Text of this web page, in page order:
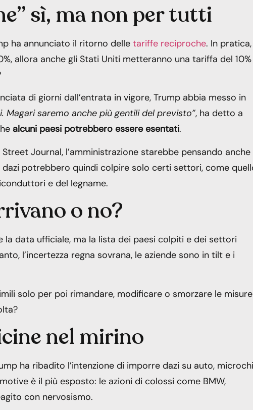
sì, ma non per tutti
ha annunciato il ritorno delle tariffe reciproche. In
allora anche gli Stati Uniti metteranno una tariffa del 10%
di giorni dall’entrata in vigore, Trump abbia messo in
Magari saremo anche più gentili del previsto”, ha detto a
alcuni paesi potrebbero essere esentati.
Journal, l’amministrazione starebbe pensando anche
potrebbero quindi colpire solo certi settori, come
e del legname.
o no?
la data ufficiale, ma la lista dei paesi colpiti e dei settori
l’incertezza regna sovrana, le aziende sono in tilt e i
solo per poi rimandare, modificare o smorzare le misure
nel mirino
ha ribadito l’intenzione di imporre dazi su auto,
è il più esposto: le azioni di colossi come BMW,
con nervosismo.